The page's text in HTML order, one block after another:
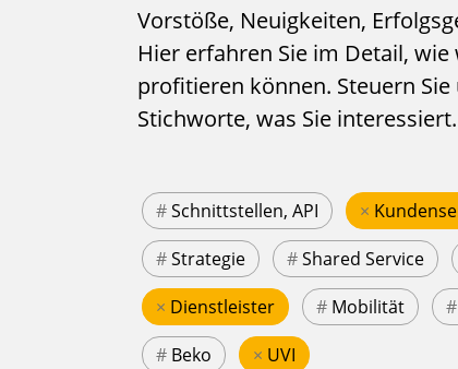
Vorstöße, Neuigkeiten,
Hier erfahren Sie im Detail,
profitieren können. Steuern
Stichworte, was Sie interessiert.
#Schnittstellen, API ×
#Strategie #Shared Service
× Dienstleister # Mobilität #
# Beko × UVI